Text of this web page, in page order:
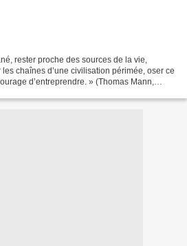
rester proche des sources de la vie,
chaînes d’une civilisation périmée, oser ce
d’entreprendre. » (Thomas Mann,